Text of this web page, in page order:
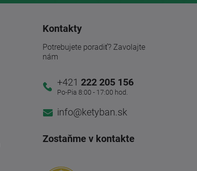
Kontakty
Potrebujete poradiť? Zavolajte
nám
+421 222 205 156
Po-Pia 8:00 - 17:00 hod.
info@ketyban.sk
Zostaňme v kontakte